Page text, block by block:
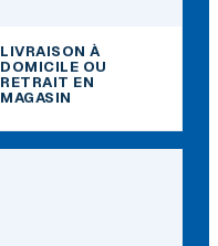
LIVRAISON À
DOMICILE OU
RETRAIT EN
MAGASIN